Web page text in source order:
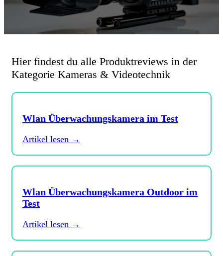
Hier findest du alle Produktreviews in der
Kategorie Kameras & Videotechnik
Wlan Überwachungskamera im Test
Artikel lesen →
Wlan Überwachungskamera Outdoor im
Test
Artikel lesen →